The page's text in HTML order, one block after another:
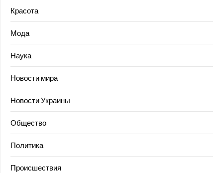
Красота
Мода
Наука
Новости мира
Новости Украины
Общество
Политика
Происшествия